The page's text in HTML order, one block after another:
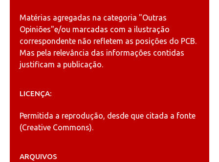
Matérias agregadas na categoria "Outras
Opiniões"e/ou marcadas com a ilustração
correspondente não refletem as posições do PCB.
Mas pela relevância das informações contidas
justificam a publicação.
LICENÇA:
Permitida a reprodução, desde que citada a fonte
(Creative Commons).
ARQUIVOS